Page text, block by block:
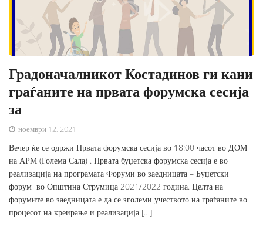
Градоначалникот Костадинов ги кани
граѓаните на првата форумска сесија
за
ноември 12, 2021
Вечер ќе се одржи Првата форумска сесија во 18:00 часот во ДОМ
на АРМ (Голема Сала) . Првата буџетска форумска сесија е во
реализација на програмата Форуми во заедницата – Буџетски
форум во Општина Струмица 2021/2022 година. Целта на
форумите во заедницата е да се зголеми учеството на граѓаните во
процесот на креирање и реализација […]